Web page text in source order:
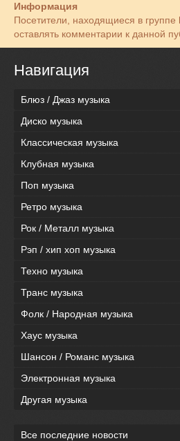
Информация
Посетители, находящиеся в группе
оставлять комментарии к данной
Навигация
Блюз / Джаз музыка
Диско музыка
Классическая музыка
Клубная музыка
Поп музыка
Ретро музыка
Рок / Металл музыка
Рэп / хип хоп музыка
Техно музыка
Транс музыка
Фолк / Народная музыка
Хаус музыка
Шансон / Романс музыка
Электронная музыка
Другая музыка
Все последние новости